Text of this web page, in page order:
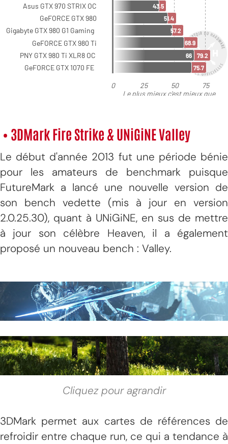
• 3DMark Fire Strike & UNiGiNE Valley
Le début d'année 2013 fut une période bénie
pour les amateurs de benchmark puisque
FutureMark a lancé une nouvelle version de
son bench vedette (mis à jour en version
2.0.25.30), quant à UNiGiNE, en sus de mettre
à jour son célèbre Heaven, il a également
proposé un nouveau bench : Valley.
Cliquez pour agrandir
3DMark permet aux cartes de références de
refroidir entre chaque run, ce qui a tendance à